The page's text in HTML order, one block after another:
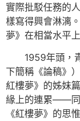
實際批駁任務的
樣寫得興會淋漓
夢》在相當水平
1959年頭，
下簡稱《論稿》
紅樓夢》的姊妹
緣上的連累——同
《紅樓夢》的思